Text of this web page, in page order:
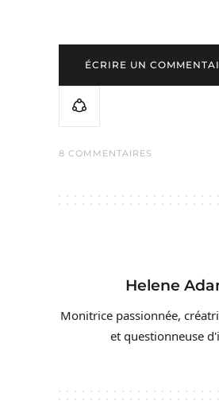
ÉCRIRE UN
8 COMMENTAIRES
Helene
Monitrice passionnée,
et questionneuse